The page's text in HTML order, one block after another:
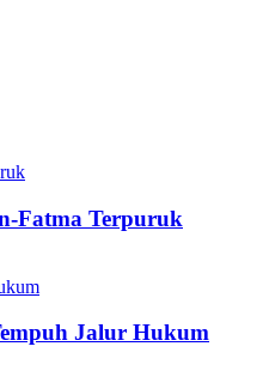
Fatma Terpuruk
Jalur Hukum